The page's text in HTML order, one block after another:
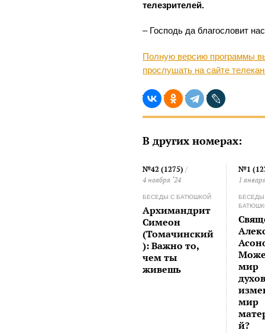
телезрителей.
– Господь да благословит
Полную версию программы
прослушать на сайте
В других номерах:
№42 (1275) /
4 ноября ‘24
БЕСЕДЫ С БАТЮШКОЙ
Архимандрит
Симеон
(Томачинский
): Важно то,
чем ты
живешь
№1
1
БЕСЕДЫ
мир
мир
й?